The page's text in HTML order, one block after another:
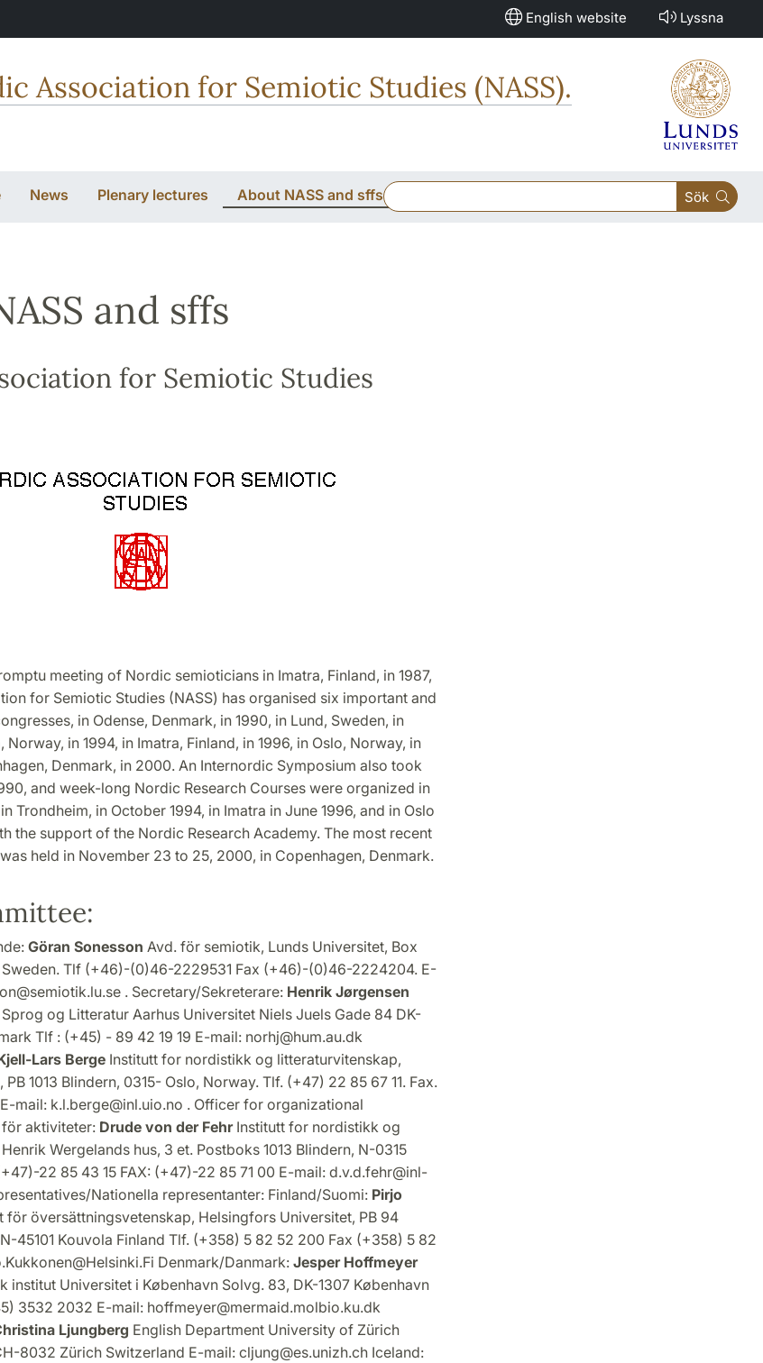
English website Lyssna
Association for Semiotic Studies (NASS).
News Plenary lectures About NASS and sffs Sök
and sffs
for Semiotic Studies
meeting of Nordic semioticians in Imatra, Finland, in 1987,
for Semiotic Studies (NASS) has organised six important and
in Odense, Denmark, in 1990, in Lund, Sweden, in
Norway, in 1994, in Imatra, Finland, in 1996, in Oslo, Norway, in
Denmark, in 2000. An Internordic Symposium also took
and week-long Nordic Research Courses were organized in
Trondheim, in October 1994, in Imatra in June 1996, and in Oslo
the support of the Nordic Research Academy. The most recent
held in November 23 to 25, 2000, in Copenhagen, Denmark.
Göran Sonesson Avd. för semiotik, Lunds Universitet, Box
Sweden. Tlf (+46)-(0)46-2229531 Fax (+46)-(0)46-2224204. E-
. Secretary/Sekreterare: Henrik Jørgensen
og Litteratur Aarhus Universitet Niels Juels Gade 84 DK-
Tlf : (+45) - 89 42 19 19 E-mail: norhj@hum.au.dk
Lars BergeInstitutt for nordistikk og litteraturvitenskap,
1013 Blindern, 0315- Oslo, Norway. Tlf. (+47) 22 85 67 11. Fax.
mail: k.l.berge@inl.uio.no . Officer for organizational
aktiviteter: Drude von der FehrInstitutt for nordistikk og
Wergelands hus, 3 et. Postboks 1013 Blindern, N-0315
22 85 43 15 FAX: (+47)-22 85 71 00 E-mail: d.v.d.fehr@inl-
Nationella representanter: Finland/Suomi: Pirjo
för översättningsvetenskap, Helsingfors Universitet, PB 94
45101 Kouvola Finland Tlf. (+358) 5 82 52 200 Fax (+358) 5 82
Denmark/Danmark: Jesper Hoffmeyer
Universitet i København Solvg. 83, DK-1307 København
3532 2032 E-mail: hoffmeyer@mermaid.molbio.ku.dk
Ljungberg English Department University of Zürich
8032 Zürich Switzerland E-mail: cljung@es.unizh.ch Iceland: